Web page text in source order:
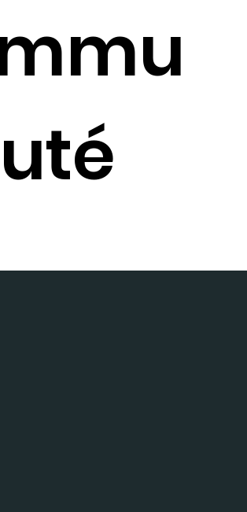
de sport, short, pantalon, chandail). Le
souliers non fermés est interdit ; L’usage
obligatoire ; Le matériel doit être replacé
utilisation ; Chaque appareil utilisé doit
de crier dans le gym ; Aucun enfant ou
et moins n’est admis au Gym sablon
sauf lors des cours spécifiquement
parent-enfant ou parent-bébé. Quels sont